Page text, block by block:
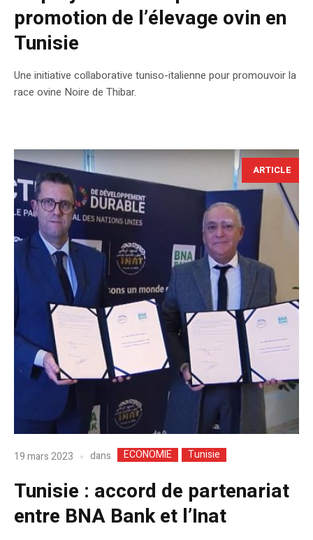
promotion de l’élevage ovin en
Tunisie
Une initiative collaborative tuniso-italienne pour promouvoir la
race ovine Noire de Thibar.
ARTICLE
19 mars 2023 dans ECONOMIE Tunisie
Tunisie : accord de partenariat
entre BNA Bank et l’Inat